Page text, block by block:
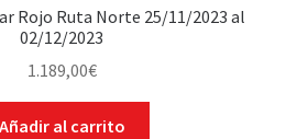
Rojo Ruta Norte 25/11/2023 al
02/12/2023
1.189,00€
Añadir al carrito